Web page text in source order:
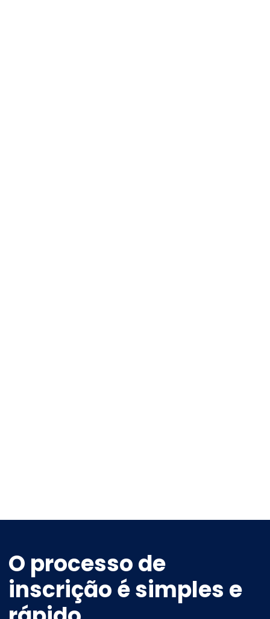
O processo de
inscrição é simples e